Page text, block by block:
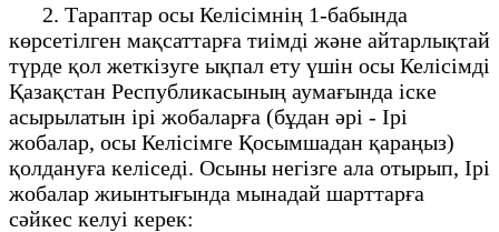
2. Тараптар осы Келісімнің 1-бабында
көрсетілген мақсаттарға тиімді және айтарлықтай
түрде қол жеткізуге ықпал ету үшін осы Келісімді
Қазақстан Республикасының аумағында іске
асырылатын ірі жобаларға (бұдан әрі - Ірі
жобалар, осы Келісімге Қосымшадан қараңыз)
қолдануға келіседі. Осыны негізге ала отырып, Ірі
жобалар жиынтығында мынадай шарттарға
сәйкес келуі керек: